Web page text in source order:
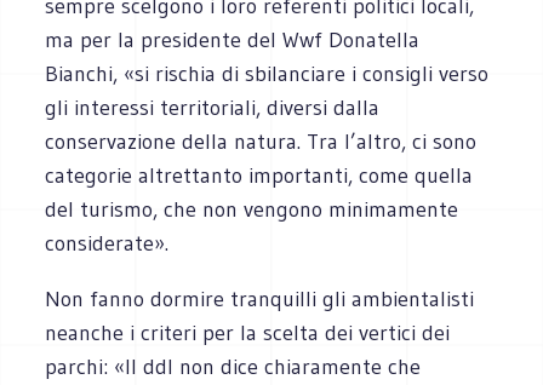
sempre scelgono i loro referenti politici locali,
ma per la presidente del Wwf Donatella
Bianchi, «si rischia di sbilanciare i consigli verso
gli interessi territoriali, diversi dalla
conservazione della natura. Tra l’altro, ci sono
categorie altrettanto importanti, come quella
del turismo, che non vengono minimamente
considerate».
Non fanno dormire tranquilli gli ambientalisti
neanche i criteri per la scelta dei vertici dei
parchi: «Il ddl non dice chiaramente che